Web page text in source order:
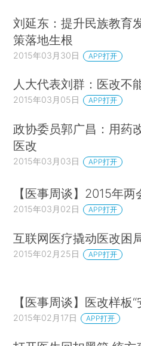
刘延东：提升民族教育
策落地生根
2015年03月30日 APP打开
人大代表刘群：医改不
2015年03月05日 APP打开
政协委员郭广昌：用药
医改
2015年03月03日 APP打开
【医事周谈】2015年
2015年03月02日 APP打开
互联网医疗撬动医改困
2015年02月25日 APP打开
【医事周谈】医改样板
2015年02月17日 APP打开